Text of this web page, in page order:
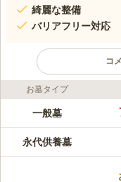
綺麗な整備
バリアフリー対応
コ
ライフドット編集部のコメ
東京メトロ銀座
400年以上の歴史
しみやすいお寺
で、心穏やかに
お墓タイプ
一般墓
永代供養墓